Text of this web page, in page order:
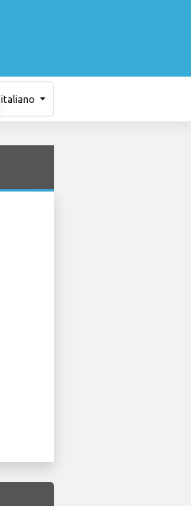
italiano